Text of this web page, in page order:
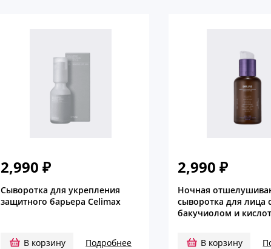
2,990₽
Сыворотка для укрепления
защитного барьера Celimax
В корзину Подробнее
2,990₽
Ночная
сыворотка для лица
бакучиолом и
В корзину